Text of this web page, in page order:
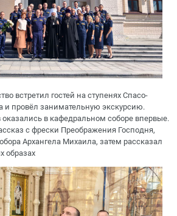
встретил гостей на ступенях Спасо-
и провёл занимательную экскурсию.
оказались в кафедральном соборе впервые.
с фрески Преображения Господня,
Архангела Михаила, затем рассказал
образах